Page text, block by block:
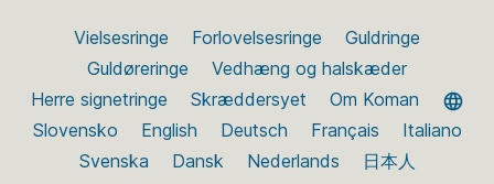
Vielsesringe Forlovelsesringe
Guldringe
Guldøreringe
Vedhæng og halskæder
Herre signetringe
Skræddersyet
Om Koman
Slovensko
English Deutsch Français
Italiano
Svenska
Dansk Nederlands 日本人